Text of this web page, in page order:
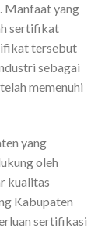
Manfaat yang
sertifikat
tersebut
sebagai
memenuhi
yang
oleh
kualitas
Kabupaten
sertifikasi